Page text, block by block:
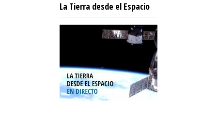
La Tierra desde el Espacio